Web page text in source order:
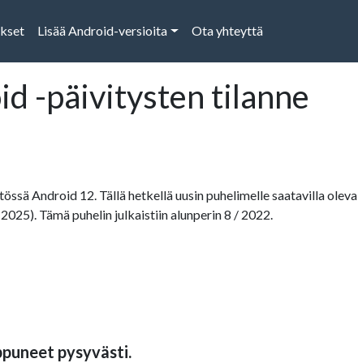
Lisää Android-versioita Ota yhteyttä
-päivitysten tilanne
Android 12. Tällä hetkellä uusin puhelimelle saatavilla oleva
Tämä puhelin julkaistiin alunperin 8 / 2022.
pysyvästi.